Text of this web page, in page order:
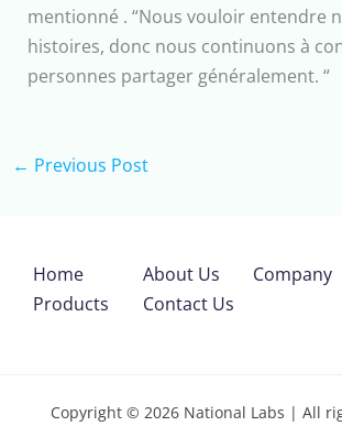
mentionné . “Nous vouloir entendre
histoires, donc nous continuons à
personnes partager généralement. “
← Previous Post
Home About Us
Company
Products
Contact Us
Copyright © 2026 National Labs | All